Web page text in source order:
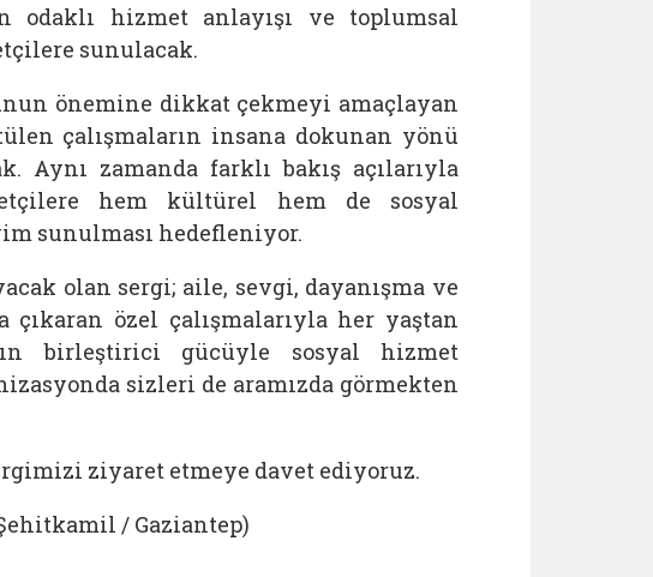
odaklı hizmet anlayışı ve toplumsal
sunulacak.
önemine dikkat çekmeyi amaçlayan
çalışmaların insana dokunan yönü
Aynı zamanda farklı bakış açılarıyla
hem kültürel hem de sosyal
sunulması hedefleniyor.
olan sergi; aile, sevgi, dayanışma ve
özel çalışmalarıyla her yaştan
birleştirici gücüyle sosyal hizmet
sizleri de aramızda görmekten
ziyaret etmeye davet ediyoruz.
/ Gaziantep)